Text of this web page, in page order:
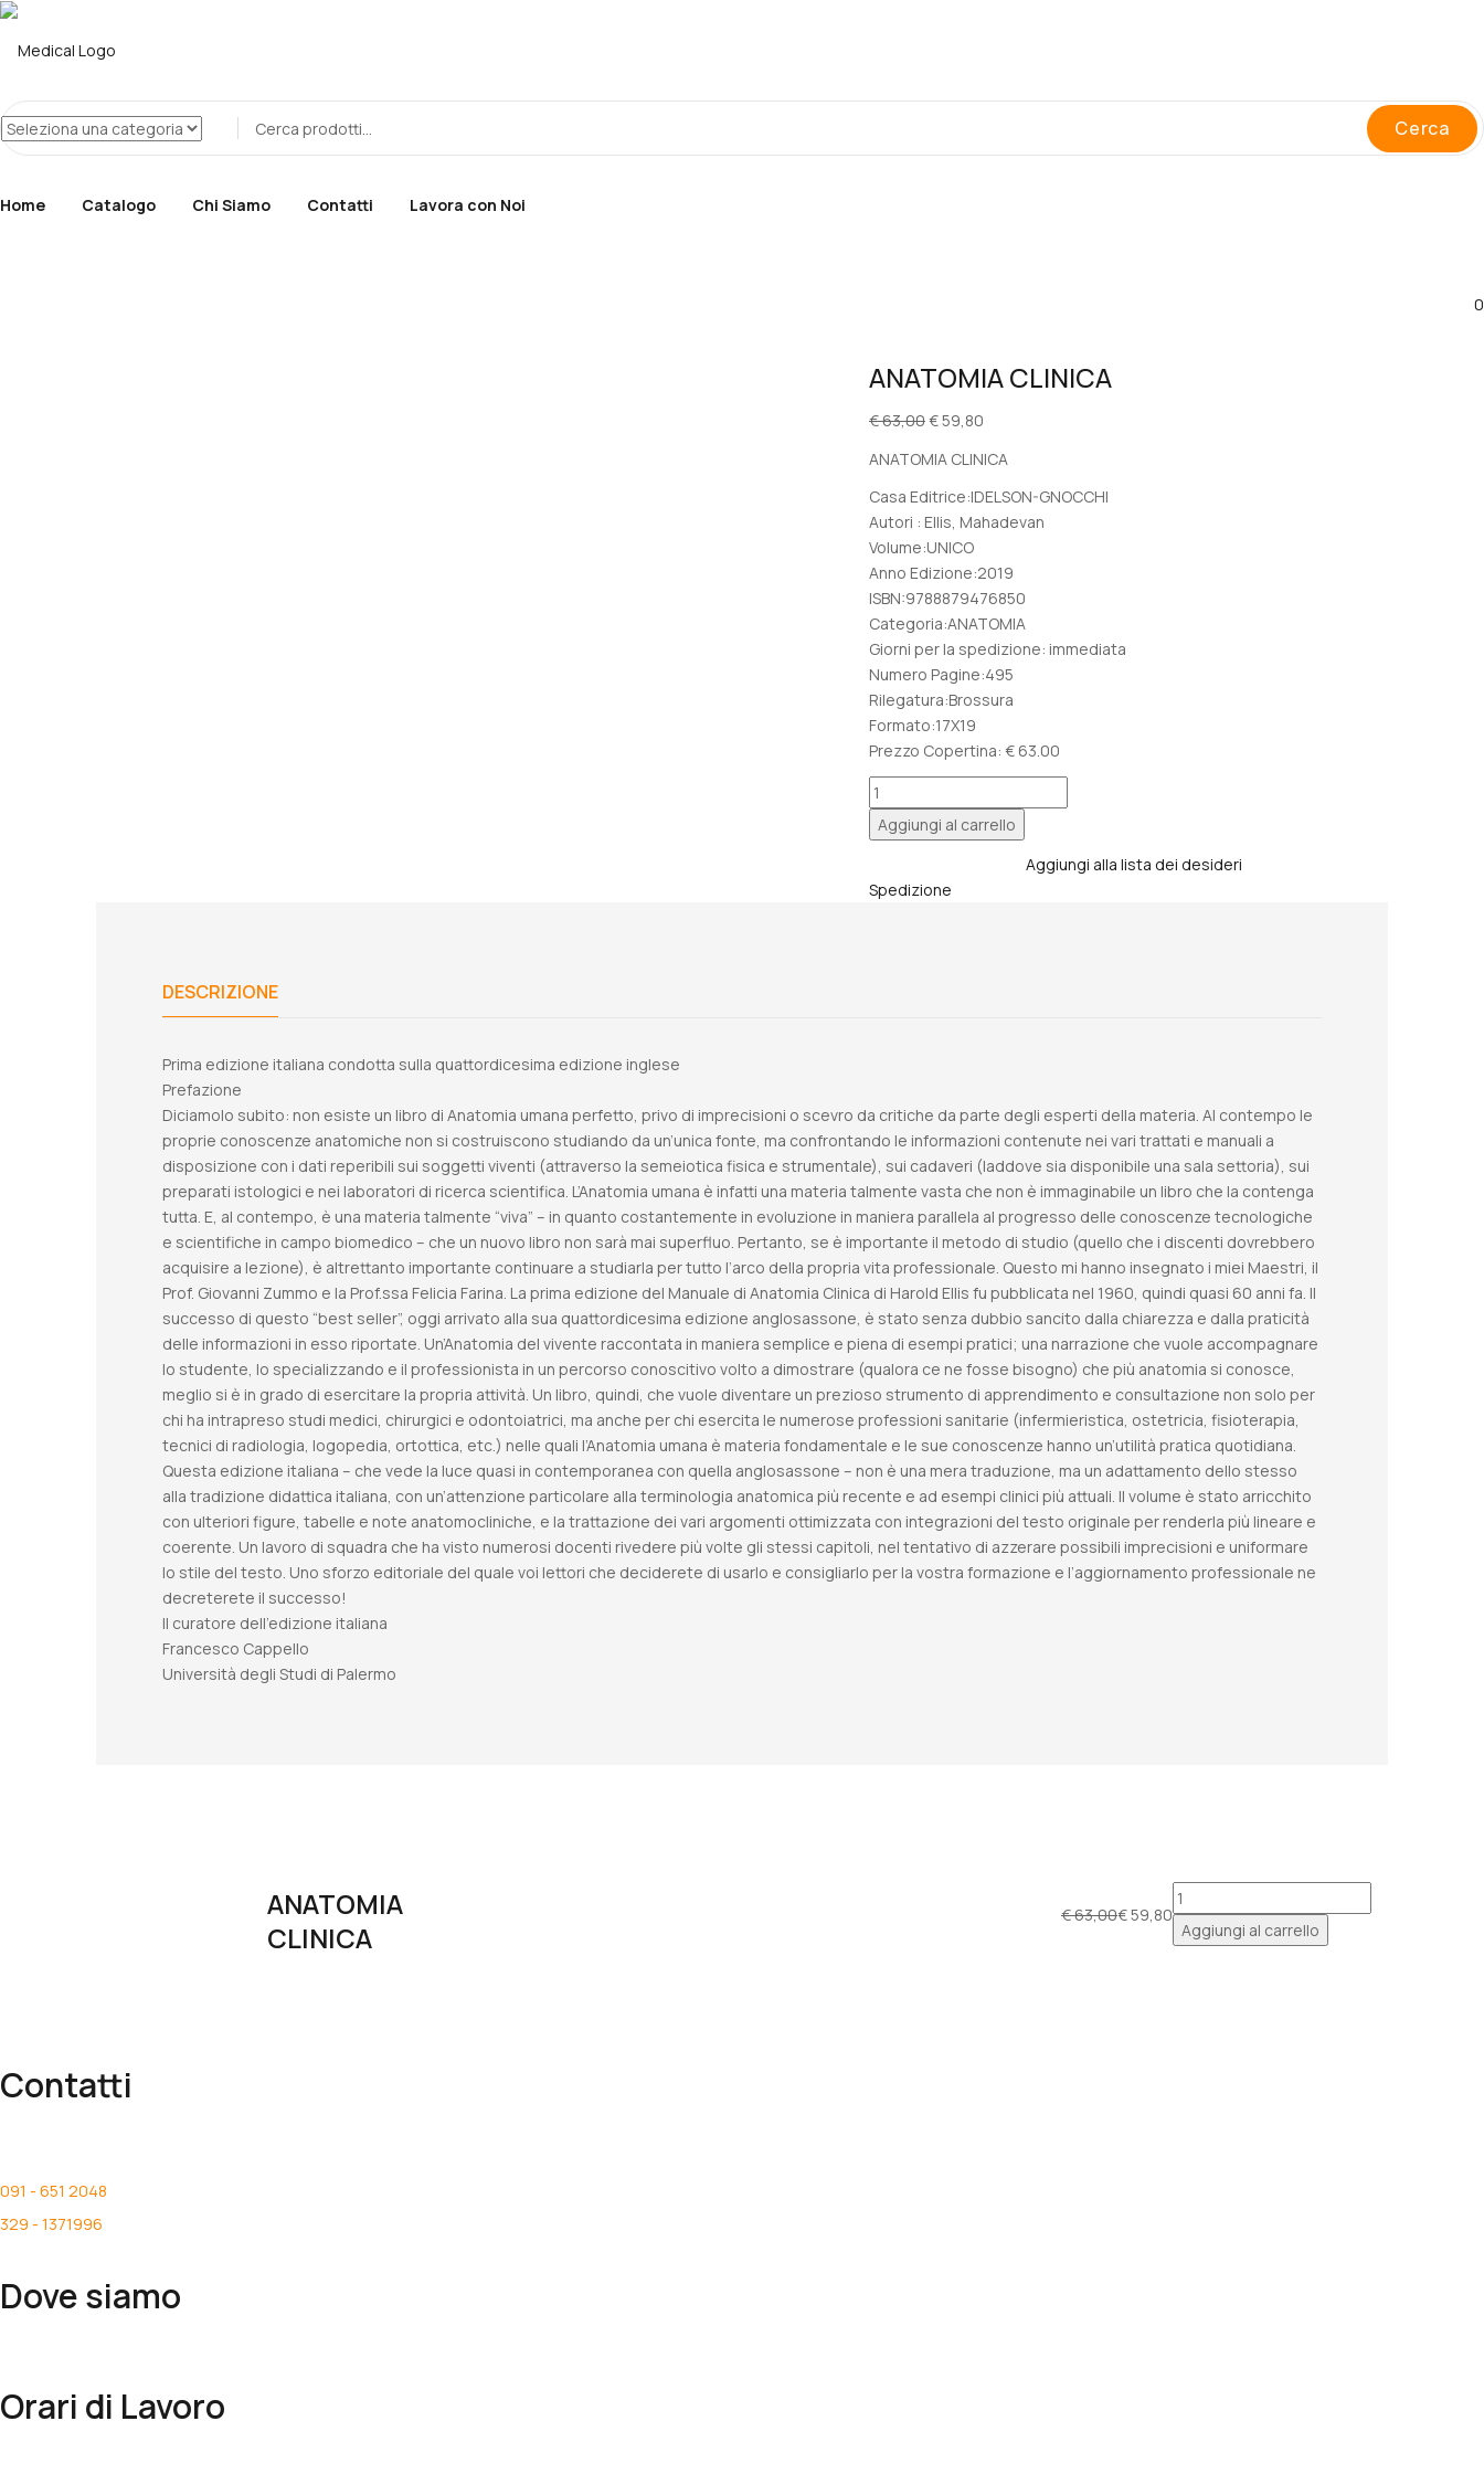
Cerca
Home Catalogo Chi Siamo Contatti Lavora con Noi
0
ANATOMIA CLINICA
€63,00Il
originale
era:
€ 63,00.
€59,80
attuale
è:
€ 59,80.
ANATOMIA CLINICA
Casa Editrice:IDELSON-GNOCCHI
Autori : Ellis, Mahadevan
Volume:UNICO
Anno Edizione:2019
ISBN:9788879476850
Categoria:ANATOMIA
Giorni per la spedizione: immediata
Numero Pagine:495
Rilegatura:Brossura
Formato:17X19
Prezzo Copertina: € 63.00
ANATOMIA
CLINICA
quantità
Aggiungi al carrello
Aggiungi alla lista dei desideri
Spedizione
DESCRIZIONE
Prima edizione italiana condotta sulla quattordicesima edizione inglese
Prefazione
Diciamolo subito: non esiste un libro di Anatomia umana perfetto, privo di imprecisioni o scevro da critiche da parte degli esperti della materia. Al contempo le
proprie conoscenze anatomiche non si costruiscono studiando da un’unica fonte, ma confrontando le informazioni contenute nei vari trattati e manuali a
disposizione con i dati reperibili sui soggetti viventi (attraverso la semeiotica fisica e strumentale), sui cadaveri (laddove sia disponibile una sala settoria), sui
preparati istologici e nei laboratori di ricerca scientifica. L’Anatomia umana è infatti una materia talmente vasta che non è immaginabile un libro che la contenga
tutta. E, al contempo, è una materia talmente “viva” – in quanto costantemente in evoluzione in maniera parallela al progresso delle conoscenze tecnologiche
e scientifiche in campo biomedico – che un nuovo libro non sarà mai superfluo. Pertanto, se è importante il metodo di studio (quello che i discenti dovrebbero
acquisire a lezione), è altrettanto importante continuare a studiarla per tutto l’arco della propria vita professionale. Questo mi hanno insegnato i miei Maestri, il
Prof. Giovanni Zummo e la Prof.ssa Felicia Farina. La prima edizione del Manuale di Anatomia Clinica di Harold Ellis fu pubblicata nel 1960, quindi quasi 60 anni fa. Il
successo di questo “best seller”, oggi arrivato alla sua quattordicesima edizione anglosassone, è stato senza dubbio sancito dalla chiarezza e dalla praticità
delle informazioni in esso riportate. Un’Anatomia del vivente raccontata in maniera semplice e piena di esempi pratici; una narrazione che vuole accompagnare
lo studente, lo specializzando e il professionista in un percorso conoscitivo volto a dimostrare (qualora ce ne fosse bisogno) che più anatomia si conosce,
meglio si è in grado di esercitare la propria attività. Un libro, quindi, che vuole diventare un prezioso strumento di apprendimento e consultazione non solo per
chi ha intrapreso studi medici, chirurgici e odontoiatrici, ma anche per chi esercita le numerose professioni sanitarie (infermieristica, ostetricia, fisioterapia,
tecnici di radiologia, logopedia, ortottica, etc.) nelle quali l’Anatomia umana è materia fondamentale e le sue conoscenze hanno un’utilità pratica quotidiana.
Questa edizione italiana – che vede la luce quasi in contemporanea con quella anglosassone – non è una mera traduzione, ma un adattamento dello stesso
alla tradizione didattica italiana, con un’attenzione particolare alla terminologia anatomica più recente e ad esempi clinici più attuali. Il volume è stato arricchito
con ulteriori figure, tabelle e note anatomocliniche, e la trattazione dei vari argomenti ottimizzata con integrazioni del testo originale per renderla più lineare e
coerente. Un lavoro di squadra che ha visto numerosi docenti rivedere più volte gli stessi capitoli, nel tentativo di azzerare possibili imprecisioni e uniformare
lo stile del testo. Uno sforzo editoriale del quale voi lettori che deciderete di usarlo e consigliarlo per la vostra formazione e l’aggiornamento professionale ne
decreterete il successo!
Il curatore dell’edizione italiana
Francesco Cappello
Università degli Studi di Palermo
ANATOMIA
CLINICA
€63,00
Il
€59,80
Il
ANATOMIA
CLINICA
quantità
Aggiungi al carrello
Contatti
091 - 651 2048
329 - 1371996
Dove siamo
Orari di Lavoro